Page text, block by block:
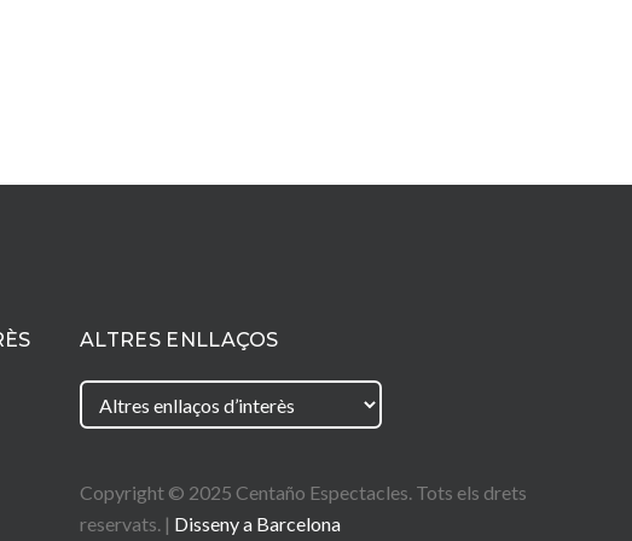
ALTRES ENLLAÇOS
Copyright © 2025 Centaño Espectacles. Tots els drets
reservats. | Disseny a Barcelona